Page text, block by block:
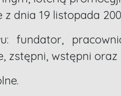
dnia 19 listopada
fundator,
zstępni, wstępni oraz